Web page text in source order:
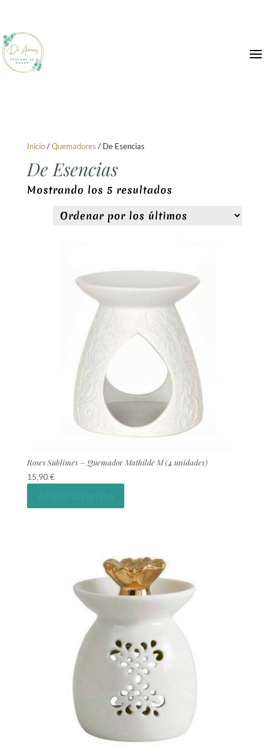
Inicio/Quemadores / De Esencias
De Esencias
Mostrando los 5 resultadosOrdenado
los
Roses Sublimes – Quemador Mathilde M (4 unidades)
15,90€